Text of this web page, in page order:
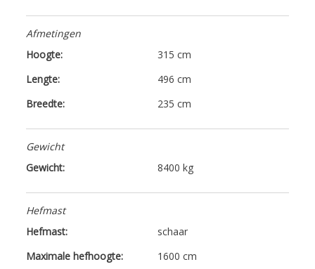
Afmetingen
Hoogte:
315 cm
Lengte:
496 cm
Breedte:
235 cm
Gewicht
Gewicht:
8400 kg
Hefmast
Hefmast:
schaar
Maximale hefhoogte:
1600 cm